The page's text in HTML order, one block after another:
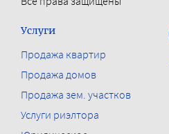
Услуги
Продажа квартир
Продажа домов
Продажа зем. участков
Услуги риэлтора